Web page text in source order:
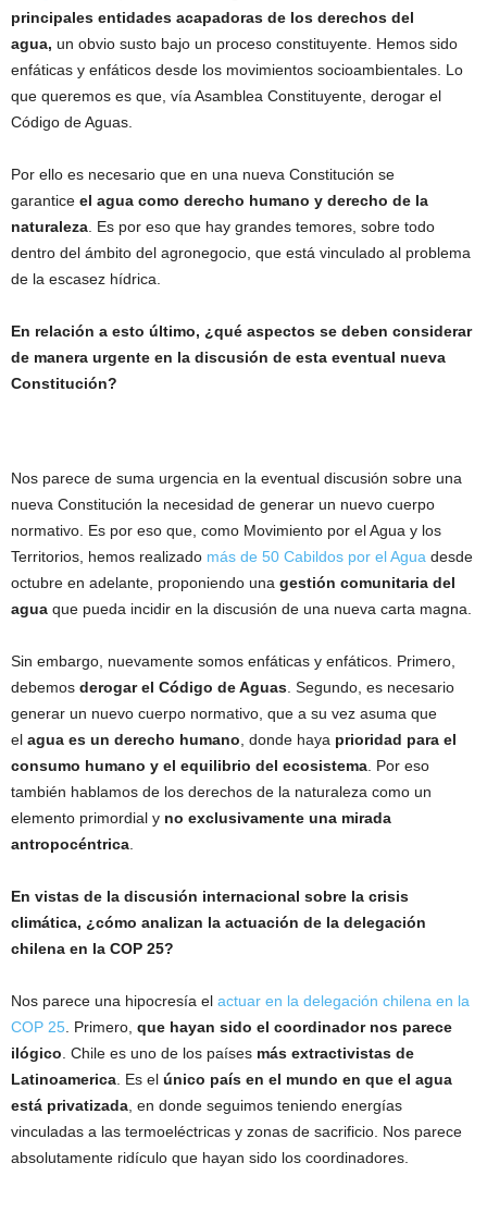
principales entidades acapadoras de los derechos del
agua, un obvio susto bajo un proceso constituyente. Hemos sido
enfáticas y enfáticos desde los movimientos socioambientales. Lo
que queremos es que, vía Asamblea Constituyente, derogar el
Código de Aguas.
Por ello es necesario que en una nueva Constitución se
garantice el agua como derecho humano y derecho de la
naturaleza . Es por eso que hay grandes temores, sobre todo
dentro del ámbito del agronegocio, que está vinculado al problema
de la escasez hídrica.
En relación a esto último, ¿qué aspectos se deben considerar
de manera urgente en la discusión de esta eventual nueva
Constitución?
Nos parece de suma urgencia en la eventual discusión sobre una
nueva Constitución la necesidad de generar un nuevo cuerpo
normativo. Es por eso que, como Movimiento por el Agua y los
Territorios, hemos realizado más de 50 Cabildos por el Agua desde
octubre en adelante, proponiendo una gestión comunitaria del
agua que pueda incidir en la discusión de una nueva carta magna.
Sin embargo, nuevamente somos enfáticas y enfáticos. Primero,
debemos derogar el Código de Aguas . Segundo, es necesario
generar un nuevo cuerpo normativo, que a su vez asuma que
el agua es un derecho humano , donde haya prioridad para el
consumo humano y el equilibrio del ecosistema . Por eso
también hablamos de los derechos de la naturaleza como un
elemento primordial y no exclusivamente una mirada
antropocéntrica
En vistas de la discusión internacional sobre la crisis
climática, ¿cómo analizan la actuación de la delegación
chilena en la COP 25?
Nos parece una hipocresía el actuar en la delegación chilena en la
COP 25 . Primero, que hayan sido el coordinador nos parece
ilógico . Chile es uno de los países más extractivistas de
Latinoamerica . Es el único país en el mundo en que el agua
está privatizada , en donde seguimos teniendo energías
vinculadas a las termoeléctricas y zonas de sacrificio. Nos parece
absolutamente ridículo que hayan sido los coordinadores.